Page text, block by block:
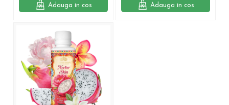
Adauga in cos Adauga in cos